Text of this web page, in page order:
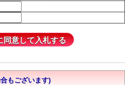
もございます)